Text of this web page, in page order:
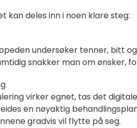
kan deles inn i noen klare steg:
undersøker tenner, bitt
snakker man om ønsker,
virker egnet, tas det
en nøyaktig
gradvis vil flytte på seg.